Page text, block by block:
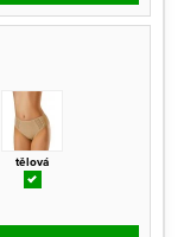
tělová